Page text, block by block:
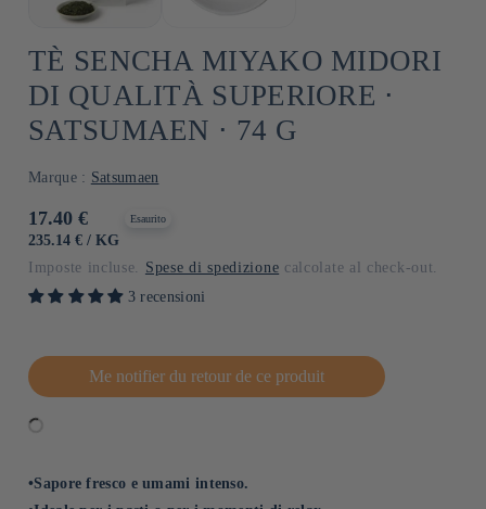
TÈ SENCHA MIYAKO MIDORI
DI QUALITÀ SUPERIORE ⋅
SATSUMAEN ⋅ 74 G
Marque : Satsumaen
Prezzo
di
17.40 €
PREZZO
235.14 € / PER
KG
Esaurito
Imposte incluse. Spese di spedizione calcolate al check-out.
3 recensioni
Me notifier du retour de ce produit
•Sapore fresco e umami intenso.